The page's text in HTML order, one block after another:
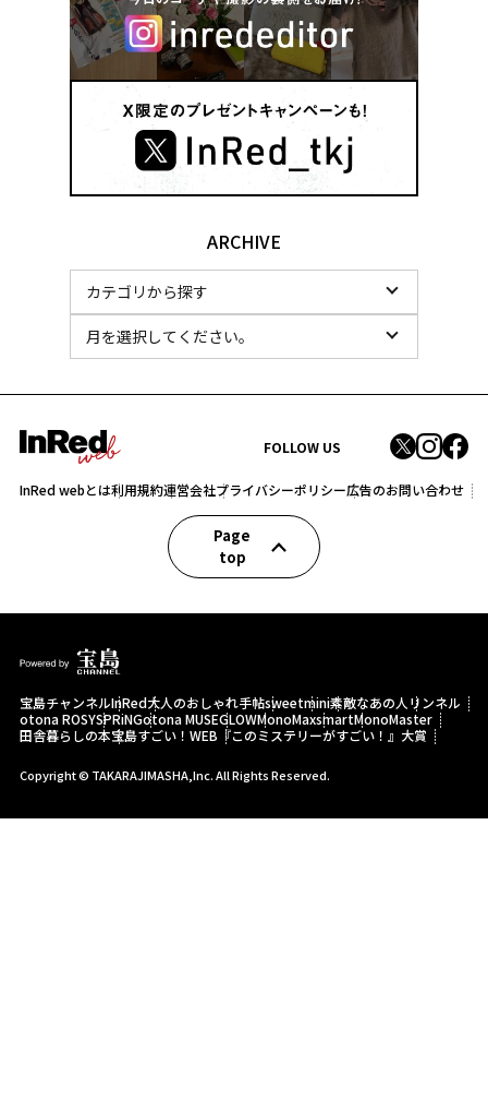
ARCHIVE
FOLLOW US
InRed webとは利用規約運営会社プライバシーポリシー広告のお問い合わせ
Page
top
宝島チャンネルInRed大人のおしゃれ手帖sweetmini素敵なあの人 リンネル
otona ROSYSPRiNGotona MUSEGLOWMonoMaxsmartMonoMaster
田舎暮らしの本宝島すごい！WEB 『このミステリーがすごい！』大賞
Copyright © TAKARAJIMASHA,Inc. All Rights Reserved.